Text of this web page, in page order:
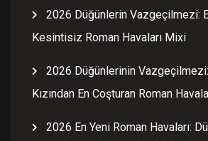
2026 Düğünlerin Vazgeçilmezi:
Kesintisiz Roman Havaları Mixi
2026 Düğünlerinin
Kızından En Coşturan Roman
2026 En Yeni Roman Havaları: